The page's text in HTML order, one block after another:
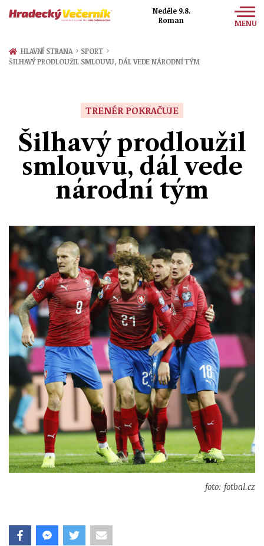
Neděle 9.8.
Roman
MENU
Zprávy
HLAVNÍ STRANA › SPORT ›
ŠILHAVÝ PRODLOUŽIL SMLOUVU, DÁL VEDE NÁRODNÍ TÝM
TRENÉR POKRAČUJE
Šilhavý prodloužil
smlouvu, dál vede
národní tým
foto: fotbal.cz